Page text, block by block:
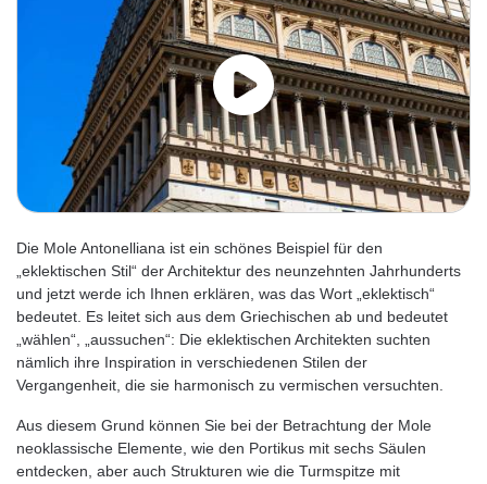
Die Mole Antonelliana ist ein schönes Beispiel für den
„eklektischen Stil“ der Architektur des neunzehnten Jahrhunderts
und jetzt werde ich Ihnen erklären, was das Wort „eklektisch“
bedeutet. Es leitet sich aus dem Griechischen ab und bedeutet
„wählen“, „aussuchen“: Die eklektischen Architekten suchten
nämlich ihre Inspiration in verschiedenen Stilen der
Vergangenheit, die sie harmonisch zu vermischen versuchten.
Aus diesem Grund können Sie bei der Betrachtung der Mole
neoklassische Elemente, wie den Portikus mit sechs Säulen
entdecken, aber auch Strukturen wie die Turmspitze mit